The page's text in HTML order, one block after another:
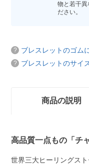
物と若干異
ださい。
ブレスレットのゴム
ブレスレットのサイ
商品の説明
高品質一点もの「チ
世界三大ヒーリングス